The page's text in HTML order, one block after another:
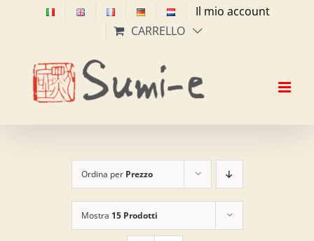
Il mio account
CARRELLO
Ordina per Prezzo
Mostra 15 Prodotti